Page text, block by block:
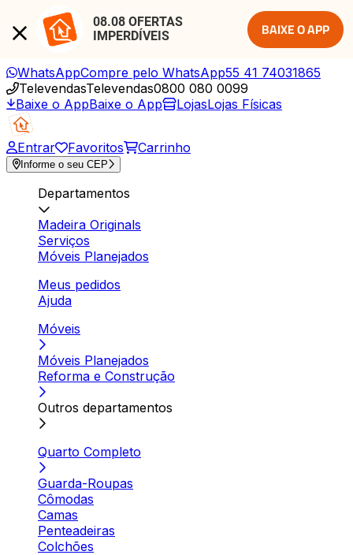
08.08 OFERTAS
IMPERDÍVEIS
BAIXE O APP
WhatsAppCompre pelo WhatsApp55 41 74031865
TelevendasTelevendas0800 080 0099
Baixe o AppBaixe o App LojasLojas Físicas
Entrar Favoritos Carrinho
Informe o seu CEP
Departamentos
Madeira Originals
Serviços
Móveis Planejados
Meus pedidos
Ajuda
Móveis
Móveis Planejados
Reforma e Construção
Outros departamentos
Quarto Completo
Guarda-Roupas
Cômodas
Camas
Penteadeiras
Colchões